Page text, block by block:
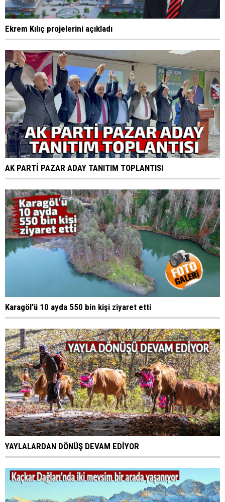
Ekrem Kılıç projelerini açıkladı
AK PARTİ PAZAR ADAY TANITIM TOPLANTISI
Karagöl'ü 10 ayda 550 bin kişi ziyaret etti
YAYLALARDAN DÖNÜŞ DEVAM EDİYOR